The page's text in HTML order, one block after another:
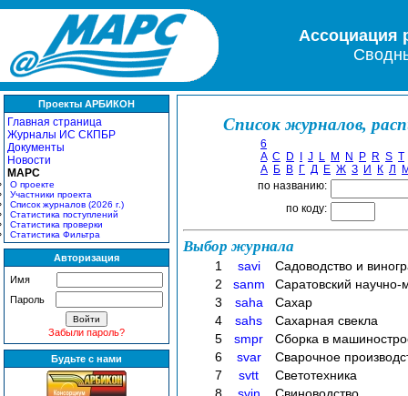
Ассоциация
Проекты АРБИКОН
Главная страница
Журналы ИС СКПБР
Документы
Новости
МАРС
О проекте
Участники проекта
Список журналов (2026 г.)
Статистика поступлений
Статистика проверки
Статистика Фильтра
Авторизация
Имя
Пароль
Забыли пароль?
Будьте с нами
Список журналов,
6
A C D J L M N P R S T
А Б В Г Д Е Ж З И К Л
по названию:
по коду:
Выбор журнала
1 savi
Садоводство и
2
sanm
Саратовский
3
saha
Сахар
4
sahs
Сахарная свекла
5
smpr
Сборка в
6
svar
Сварочное
7
svtt
Светотехника
8
svin
Свиноводство